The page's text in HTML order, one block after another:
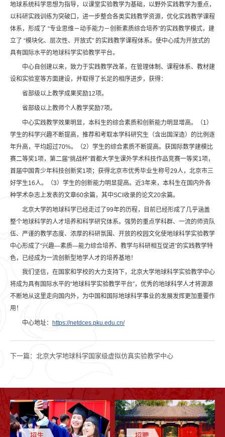
地球系统科学思想为指导，以课堂实验教学为基础，以野外实践教学为重点，
以科研实践训练为突破口，进一步整合各类实践教学资源，优化实践教学课程
体系，形成了 “专业思维－动手能力－创新素质综合培养”的实践教学模式，建
立了 “模块化、层次性、开放式” 的实践教学课程体系。使中心成为开放式的
具有国际水平的地球科学实验教学平台。
中心自创建以来，致力于实践教学改革，在管理体制、课程体系、教材建
设和实验室等方面建设，并取得了长足的相序进步，获得：
省部级以上教学成果奖励12项。
省部级以上教师个人教学奖励7项。
中心实践教学效果明显，本科生的综合素质和创新能力明显增高。（1）
学生的科学兴趣不断提高，推荐和考取本学科研究生（含出国深造）的比例逐
年升高，平均超过70%。（2）学生的综合素质不断提高。获国际数学建模比
赛二等奖1项，第二届“挑战杯”首都大学生课外学术科技作品竞赛一等奖1项，
首届中国青少年科技创新奖1项；获得北京市优秀毕业生称号29人，北京市三
好学生16人。（3）学生的创新能力明显提高。近3年来，本科生在国内外各
种学术杂志上发表的文章60余篇，其中SCI收录的论文20余篇。
北京大学的地球科学已经走过了99年的历程，目前已经形成了几乎涵盖
整个地球科学的人才培养和科学研究体系。强势的重点学科群、一流的师资队
伍、严谨的教学态度、浓厚的科研氛围、开放的校园文化使地球科学实验教学
中心形成了“兴趣—素质—能力综合培养、教学与科研相互促进”的实践教学特
色，已经成为一流创新型地学人才的培养基地！
我们坚信，在国家和学校的大力支持下，北京大学地球科学实验教学中心
将成为具有国际水平的“地球科学实验教学平台”，优秀的地球科学人才将源源
不断地从这里走向国内外，为中国和国际地球科学事业的发展发挥更加重要作
用！
中心地址： https://netdces.pku.edu.cn/
下一篇： 北京大学地球科学国家级虚拟仿真实验教学中心